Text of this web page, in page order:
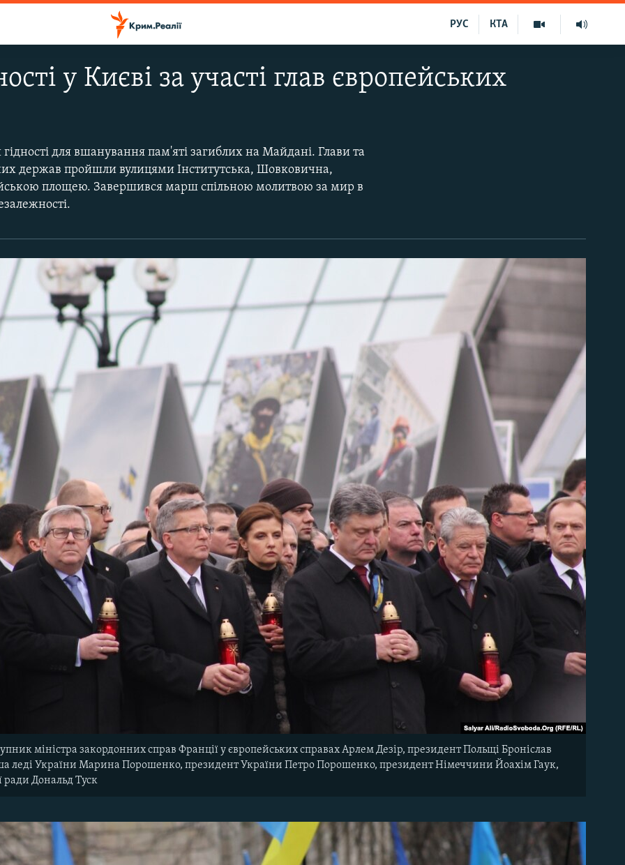
КТА
РУС
у Києві за участі глав європейських
для вшанування пам'яті загиблих на Майдані. Глави та
держав пройшли вулицями Інститутська, Шовковична,
площею. Завершився марш спільною молитвою за мир в
міністра закордонних справ Франції у європейських справах Арлем Дезір, президент Польщі Броніслав
леді України Марина Порошенко, президент України Петро Порошенко, президент Німеччини Йоахім Гаук,
ради Дональд Туск